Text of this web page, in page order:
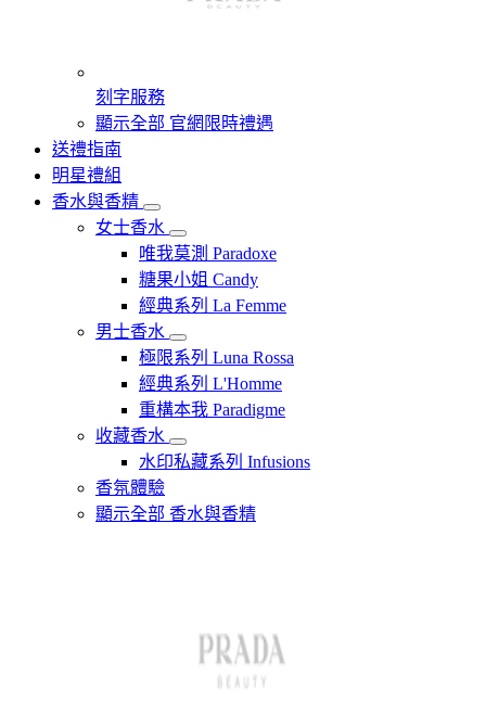
刻字服務
顯示全部 官網限時禮遇
送禮指南
明星禮組
香水與香精
女士香水
唯我莫測 Paradoxe
糖果小姐 Candy
經典系列 La Femme
男士香水
極限系列 Luna Rossa
經典系列 L'Homme
重構本我 Paradigme
收藏香水
水印私藏系列 Infusions
香氛體驗
顯示全部 香水與香精